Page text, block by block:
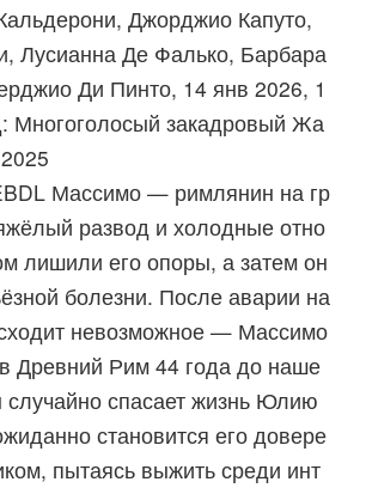
Джорджио Капуто,
Лусианна Де Фалько, Барбара
Ди Пинто, 14 янв 2026, 1
Многоголосый закадровый Жа
Массимо — римлянин на гр
развод и холодные отно
лишили его опоры, а затем он
болезни. После аварии на
невозможное — Массимо
Древний Рим 44 года до наше
спасает жизнь Юлию
становится его довере
пытаясь выжить среди инт